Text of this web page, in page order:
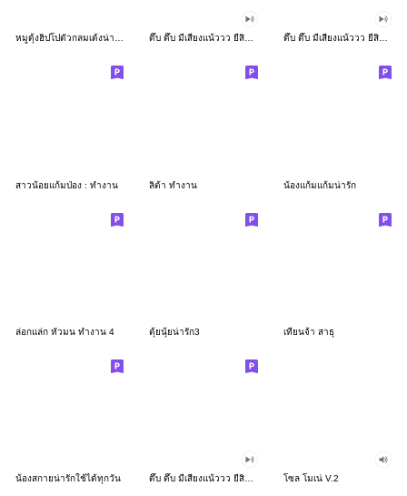
หมูดุ้งฮิปโปตัวกลมเด้งน่ารัก ดึ๊บ ดึ๊บ มีเสียงแน้ววว ยี่สิบเจ็ด ดึ๊บ ดึ๊บ มีเสียงแน้ววว ยี่สิบหก
สาวน้อยแก้มป่อง : ทำงาน ลิต้า ทำงาน น้องแก้มแก้มน่ารัก
ล่อกแล่ก หัวมน ทำงาน 4 ตุ้ยนุ้ยน่ารัก3 เทียนจ้า สาธุ
น้องสกายน่ารักใช้ได้ทุกวัน ดึ๊บ ดึ๊บ มีเสียงแน้ววว ยี่สิบสอง โซล โมเน่ V.2